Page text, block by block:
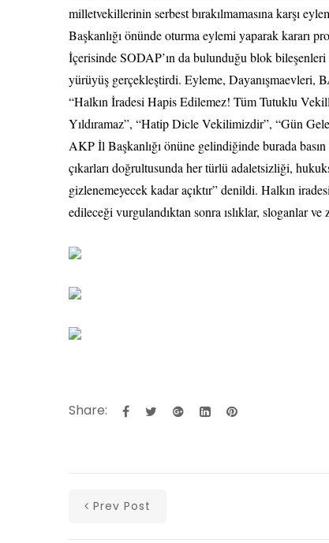
milletvekillerinin serbest bırakılmamasına karşı
Başkanlığı önünde oturma eylemi yaparak kararı
İçerisinde SODAP’ın da bulunduğu blok
yürüyüş gerçekleştirdi. Eyleme, Dayanışmaevleri,
“Halkın İradesi Hapis Edilemez! Tüm Tutuklu
Yıldıramaz”, “Hatip Dicle Vekilimizdir”, “Gün
AKP İl Başkanlığı önüne gelindiğinde burada
çıkarları doğrultusunda her türlü adaletsizliği,
gizlenemeyecek kadar açıktır” denildi. Halkın
edileceği vurgulandıktan sonra ıslıklar, sloganlar
Share:
Prev Post